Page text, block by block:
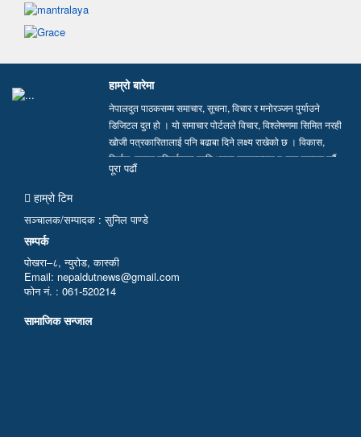
हाम्रो बारेमा
नेपालदुत पाठकसम्म समाचार, सूचना, विचार र मनोरञ्जन पुर्याउने
डिजिटल दुत हो । यो समाचार पोर्टलले विचार, विश्लेषणमा सिमित नरही
खोजी पत्रकारितालाई पनि बढाबा दिने लक्ष्य राखेको छ । विकास,
निर्माण, समाज परिवर्तनका लागि भएका सकारात्मक पक्षहरु उजागर गर्दै
सत्य, तथ्य र निष्पक्ष समाचार सम्प्रेषण गर्न हामी प्रतिवद्ध छौं…
पूरा पढाैं
हाम्रो टिम
सञ्चालक/सम्पादक : सुनिल पाण्डे
सम्पर्क
पोखरा–८, न्युरोड, कास्की
Email: nepaldutnews@gmail.com
फोन नं. : 061-520214
सामाजिक सन्जाल